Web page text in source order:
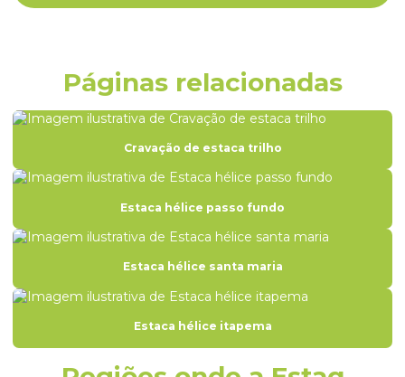
Empresas de fundações
Empresas de fundações e geotecnia
Empresas de sondagem rotativa
Engenharia de solos e fundações
Estaca escavada fundação
Estaca escavada para fundação rs
Estaca hélice contínua
Estaca hélice contínua monitorada
Páginas relacionadas
Cravação de estaca trilho
Estaca hélice passo fundo
Estaca hélice santa maria
Estaca hélice itapema